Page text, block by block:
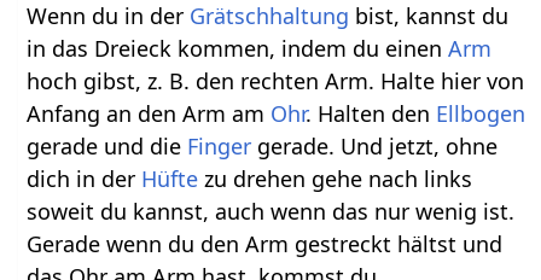
Wenn du in der Grätschhaltung bist, kannst du
in das Dreieck kommen, indem du einenArm
hoch gibst, z. B. den rechten Arm. Halte hier von
Anfang an den Arm am Ohr. Halten den Ellbogen
gerade und die Finger gerade. Und jetzt, ohne
dich in der Hüfte zu drehen gehe nach links
soweit du kannst, auch wenn das nur wenig ist.
Gerade wenn du den Arm gestreckt hältst und